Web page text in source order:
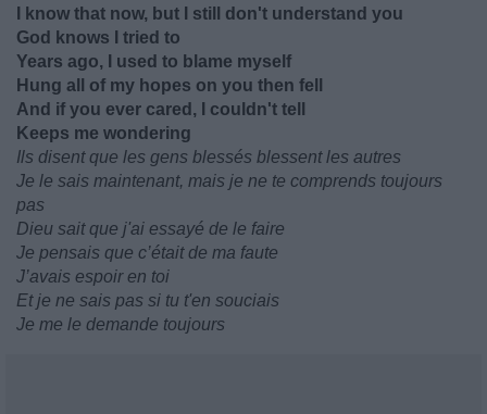
I know that now, but I still don't understand you
God knows I tried to
Years ago, I used to blame myself
Hung all of my hopes on you then fell
And if you ever cared, I couldn't tell
Keeps me wondering
Ils disent que les gens blessés blessent les autres
Je le sais maintenant, mais je ne te comprends toujours
pas
Dieu sait que j'ai essayé de le faire
Je pensais que c’était de ma faute
J’avais espoir en toi
Et je ne sais pas si tu t'en souciais
Je me le demande toujours